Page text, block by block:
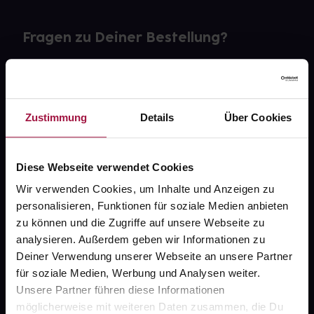
Zustimmung Details Über Cookies
Diese Webseite verwendet Cookies
Wir verwenden Cookies, um Inhalte und Anzeigen zu
personalisieren, Funktionen für soziale Medien anbieten
zu können und die Zugriffe auf unsere Webseite zu
analysieren. Außerdem geben wir Informationen zu
Deiner Verwendung unserer Webseite an unsere Partner
für soziale Medien, Werbung und Analysen weiter.
Unsere Partner führen diese Informationen
möglicherweise mit weiteren Daten zusammen, die Du
Fragen zu Deiner Bestellung?
gesund.de
Über uns
Karriere
Newsletter